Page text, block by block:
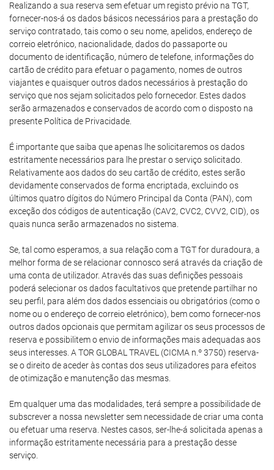
Realizando a sua reserva sem efetuar um registo prévio na TGT,
fornecer-nos-á os dados básicos necessários para a prestação do
serviço contratado, tais como o seu nome, apelidos, endereço de
correio eletrónico, nacionalidade, dados do passaporte ou
documento de identificação, número de telefone, informações do
cartão de crédito para efetuar o pagamento, nomes de outros
viajantes e quaisquer outros dados necessários à prestação do
serviço que nos sejam solicitados pelo fornecedor. Estes dados
serão armazenados e conservados de acordo com o disposto na
presente Política de Privacidade.
É importante que saiba que apenas lhe solicitaremos os dados
estritamente necessários para lhe prestar o serviço solicitado.
Relativamente aos dados do seu cartão de crédito, estes serão
devidamente conservados de forma encriptada, excluindo os
últimos quatro dígitos do Número Principal da Conta (PAN), com
exceção dos códigos de autenticação (CAV2, CVC2, CVV2, CID), os
quais nunca serão armazenados no sistema.
Se, tal como esperamos, a sua relação com a TGT for duradoura, a
melhor forma de se relacionar connosco será através da criação de
uma conta de utilizador. Através das suas definições pessoais
poderá selecionar os dados facultativos que pretende partilhar no
seu perfil, para além dos dados essenciais ou obrigatórios (como o
nome ou o endereço de correio eletrónico), bem como fornecer-nos
outros dados opcionais que permitam agilizar os seus processos de
reserva e possibilitem o envio de informações mais adequadas aos
seus interesses. A TOR GLOBAL TRAVEL (CICMA n.º 3750) reserva-
se o direito de aceder às contas dos seus utilizadores para efeitos
de otimização e manutenção das mesmas.
Em qualquer uma das modalidades, terá sempre a possibilidade de
subscrever a nossa newsletter sem necessidade de criar uma conta
ou efetuar uma reserva. Nestes casos, ser-lhe-á solicitada apenas a
informação estritamente necessária para a prestação desse
serviço.